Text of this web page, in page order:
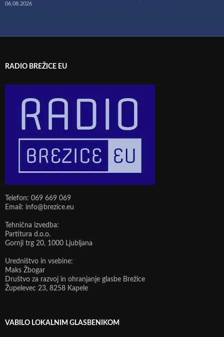
06.08.2026
RADIO BREŽICE EU
Telefon: 069 669 069
Email: info@brezice.eu
Tehnična izvedba:
Partitura d.o.o.
Gornji trg 20, 1000 Ljubljana
Uredništvo in vsebine:
Maks Žbogar
Društvo za razvoj in ohranjanje glasbe Brežice
Župelevec 23, 8258 Kapele
VABILO LOKALNIM GLASBENIKOM